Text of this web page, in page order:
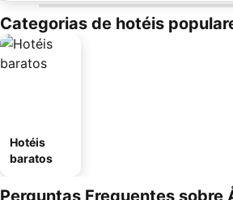
Categorias de hotéis
Hotéis
baratos
Perguntas Frequentes sobre